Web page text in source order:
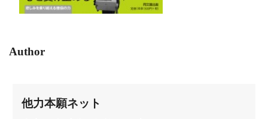
Author
他力本願ネット